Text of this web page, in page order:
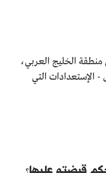
الخليج العربي،
التي
قبضته عليها؟